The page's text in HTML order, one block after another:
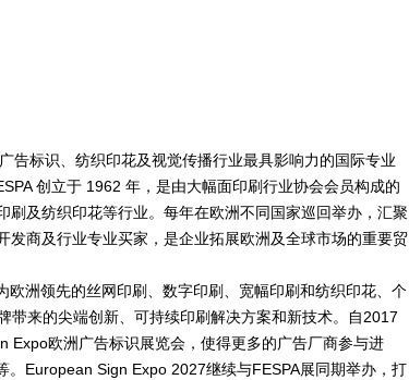
告标识、纺织印花及视觉传播行业最具影响力的国际专业
创立于 1962 年，是由大幅面印刷行业协会会员构成的
刷及纺织印花等行业。每年在欧洲不同国家巡回举办，汇聚
发商及行业专业买家，是企业拓展欧洲及全球市场的重要贸
欧洲领先的丝网印刷、数字印刷、宽幅印刷和纺织印花、个
带来的尖端创新、可持续印刷解决方案和新技术。自2017
Expo欧洲广告标识展览会，使得更多的广告厂商参与进
。European Sign Expo 2027继续与FESPA展同期举办，打